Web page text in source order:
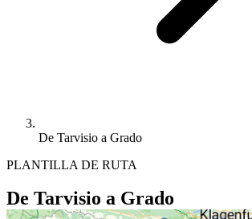
De Tarvisio a Grado
PLANTILLA DE RUTA
De Tarvisio a Grado